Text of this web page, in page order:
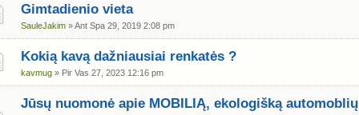
Gimtadienio vieta
SauleJakim » Ant Spa 29, 2019 2:08 pm
Kokią kavą dažniausiai renkatės ?
kavmug » Pir Vas 27, 2023 12:16 pm
Jūsų nuomonė apie MOBILIĄ, ekologišką automoblių